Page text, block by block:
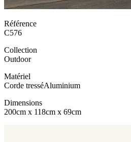
Référence
C576
Collection
Outdoor
Matériel
Corde tresséAluminium
Dimensions
200cm x 118cm x 69cm